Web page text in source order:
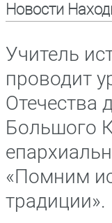
Новости
Учитель
проводит
Отечества
Большого
«Помним
традиции».